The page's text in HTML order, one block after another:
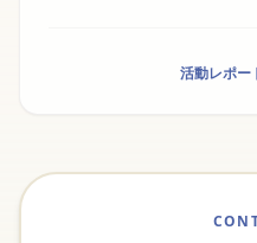
活動レポー